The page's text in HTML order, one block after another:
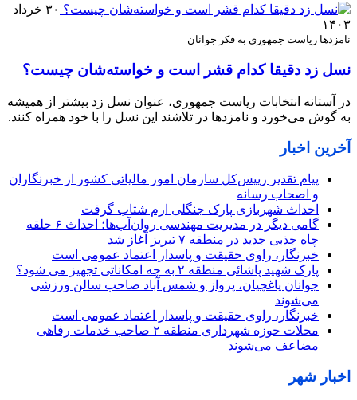
۳۰ خرداد
۱۴۰۳
نامزدها ریاست جمهوری به فکر جوانان
نسل زد دقیقا کدام قشر است و خواسته‌شان چیست؟
در آستانه انتخابات ریاست جمهوری، عنوان نسل زد بیشتر از همیشه
به گوش می‌خورد و نامزدها در تلاشند این نسل را با خود همراه کنند.
آخرین اخبار
پیام تقدیر رییس‌کل سازمان امور مالیاتی کشور از خبرنگاران
و اصحاب رسانه
احداث شهربازی پارک جنگلی ارم شتاب گرفت
گامی دیگر در مدیریت مهندسی روان‌آب‌ها؛ احداث ۶ حلقه
چاه جذبی جدید در منطقه ۷ تبریز آغاز شد
خبرنگار، راوی حقیقت و پاسدار اعتماد عمومی است
پارک شهید پاشائی منطقه ۲ به چه امکاناتی تجهیز می شود؟
جوانان یاغچیان، پرواز و شمس آباد صاحب سالن ورزشی
می‌شوند
خبرنگار، راوی حقیقت و پاسدار اعتماد عمومی است
محلات حوزه شهرداری منطقه ۲ صاحب خدمات رفاهی
مضاعف می‌شوند
اخبار شهر